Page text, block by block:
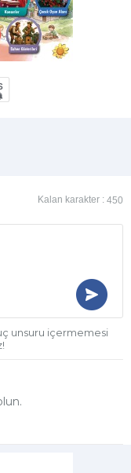
Kalan karakter : 450
unsuru içermemesi